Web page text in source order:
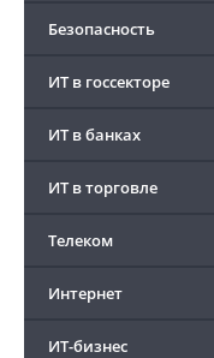
Безопасность
ИТ в госсекторе
ИТ в банках
ИТ в торговле
Телеком
Интернет
ИТ-бизнес